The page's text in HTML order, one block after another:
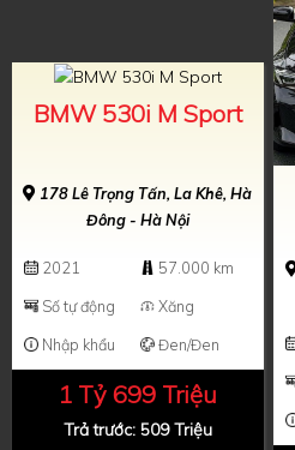
BMW 530i M Sport
178 Lê Trọng Tấn, La Khê, Hà
Đông - Hà Nội
2021
57.000 km
Số tự động
Xăng
Nhập khẩu
Đen/Đen
1 Tỷ 699 Triệu
Trả trước: 509 Triệu